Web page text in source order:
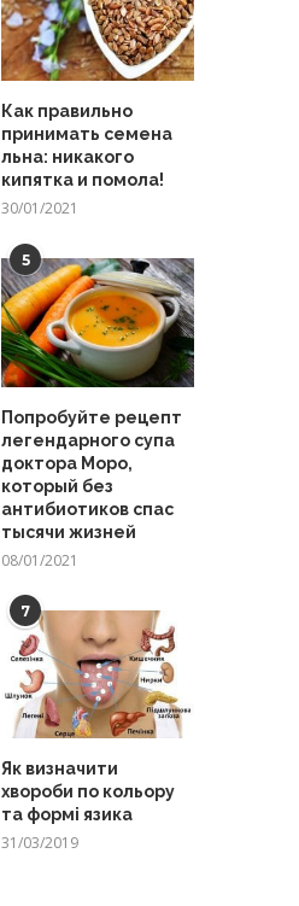
Как правильно
принимать семена
льна: никакого
кипятка и помола!
30/01/2021
5
Попробуйте рецепт
легендарного супа
доктора Моро,
который без
антибиотиков спас
тысячи жизней
08/01/2021
7
Як визначити
хвороби по кольору
та формі язика
31/03/2019